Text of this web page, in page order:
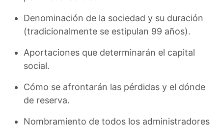
Denominación de la sociedad y su duración
(tradicionalmente se estipulan 99 años).
Aportaciones que determinarán el capital
social.
Cómo se afrontarán las pérdidas y el dónde
de reserva.
Nombramiento de todos los administradores